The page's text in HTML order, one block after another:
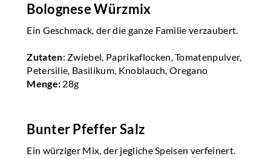
Bolognese Würzmix
Ein Geschmack, der die ganze Familie verzaubert.
Zutaten: Zwiebel, Paprikaflocken, Tomatenpulver,
Petersilie, Basilikum, Knoblauch, Oregano
Menge: 28g
Bunter Pfeffer Salz
Ein würziger Mix, der jegliche Speisen verfeinert.